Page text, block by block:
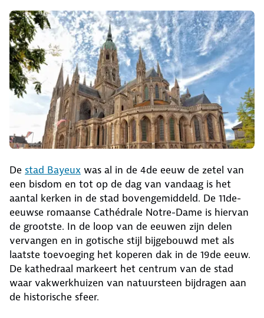
De stad Bayeux was al in de 4de eeuw de zetel van
een bisdom en tot op de dag van vandaag is het
aantal kerken in de stad bovengemiddeld. De 11de-
eeuwse romaanse Cathédrale Notre-Dame is hiervan
de grootste. In de loop van de eeuwen zijn delen
vervangen en in gotische stijl bijgebouwd met als
laatste toevoeging het koperen dak in de 19de eeuw.
De kathedraal markeert het centrum van de stad
waar vakwerkhuizen van natuursteen bijdragen aan
de historische sfeer.